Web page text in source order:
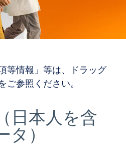
等情報」等は、ドラッグ
ご参照ください。
日本人を含
タ）